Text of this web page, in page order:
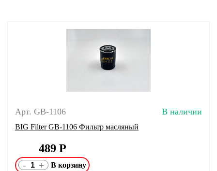
Арт. GB-1106 В наличии
BIG Filter GB-1106 Фильтр масляный
489 Р
- +